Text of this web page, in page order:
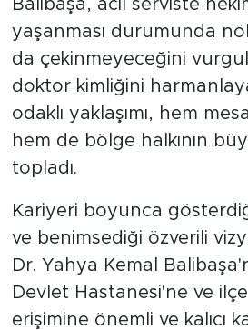
Balibaşa, acil serviste
yaşanması durumunda
da çekinmeyeceğini
doktor kimliğini
odaklı yaklaşımı, hem
hem de bölge halkının
topladı.
Kariyeri boyunca
ve benimsediği özverili
Dr. Yahya Kemal
Devlet Hastanesi'ne ve ilçe
erişimine önemli ve kalıcı